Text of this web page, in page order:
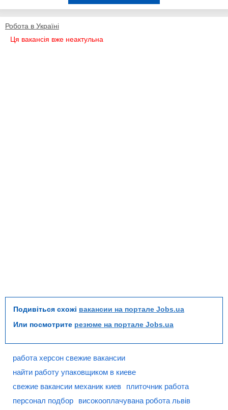
Робота в Україні
Ця вакансія вже неактульна
Подивіться схожі вакансии на портале Jobs.ua
Или посмотрите резюме на портале Jobs.ua
работа херсон свежие вакансии
найти работу упаковщиком в киеве
свежие вакансии механик киев
плиточник работа
персонал подбор
високооплачувана робота львів